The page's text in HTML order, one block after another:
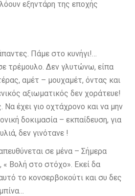
εξηντάρη της εποχής
Πάμε στο κυνήγι!…
τρέμουλο. Δεν γλυτώνω, είπα
αμέτ – μουχαμέτ, όντας και
αξιωματικός δεν χοράτευε!
έχει γιο οχτάχρονο και να μην
δοκιμασία – εκπαίδευση, για
δεν γινότανε !
σε μένα – Σήμερα
« Βολή στο στόχο». Εκεί δα
το κονσερβοκούτι και συ δες